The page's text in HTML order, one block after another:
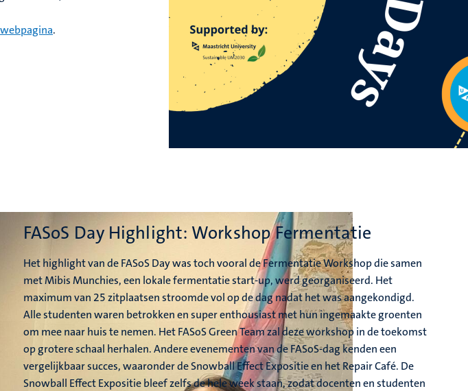
webpagina.
FASoS Day Highlight: Workshop Fermentatie
Het highlight van de FASoS Day was toch vooral de Fermentatie Workshop die samen
met Mibis Munchies, een lokale fermentatie start-up, werd georganiseerd. Het
maximum van 25 zitplaatsen stroomde vol op de dag nadat het was aangekondigd.
Alle studenten waren betrokken en super enthousiast met hun ingemaakte groenten
om mee naar huis te nemen. Het FASoS Green Team zal deze workshop in de toekomst
op grotere schaal herhalen. Andere evenementen van de FASoS-dag kenden een
vergelijkbaar succes, waaronder de Snowball Effect Expositie en het Repair Café. De
Snowball Effect Expositie bleef zelfs de hele week staan, zodat docenten en studenten